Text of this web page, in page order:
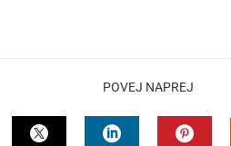
POVEJ NAPREJ